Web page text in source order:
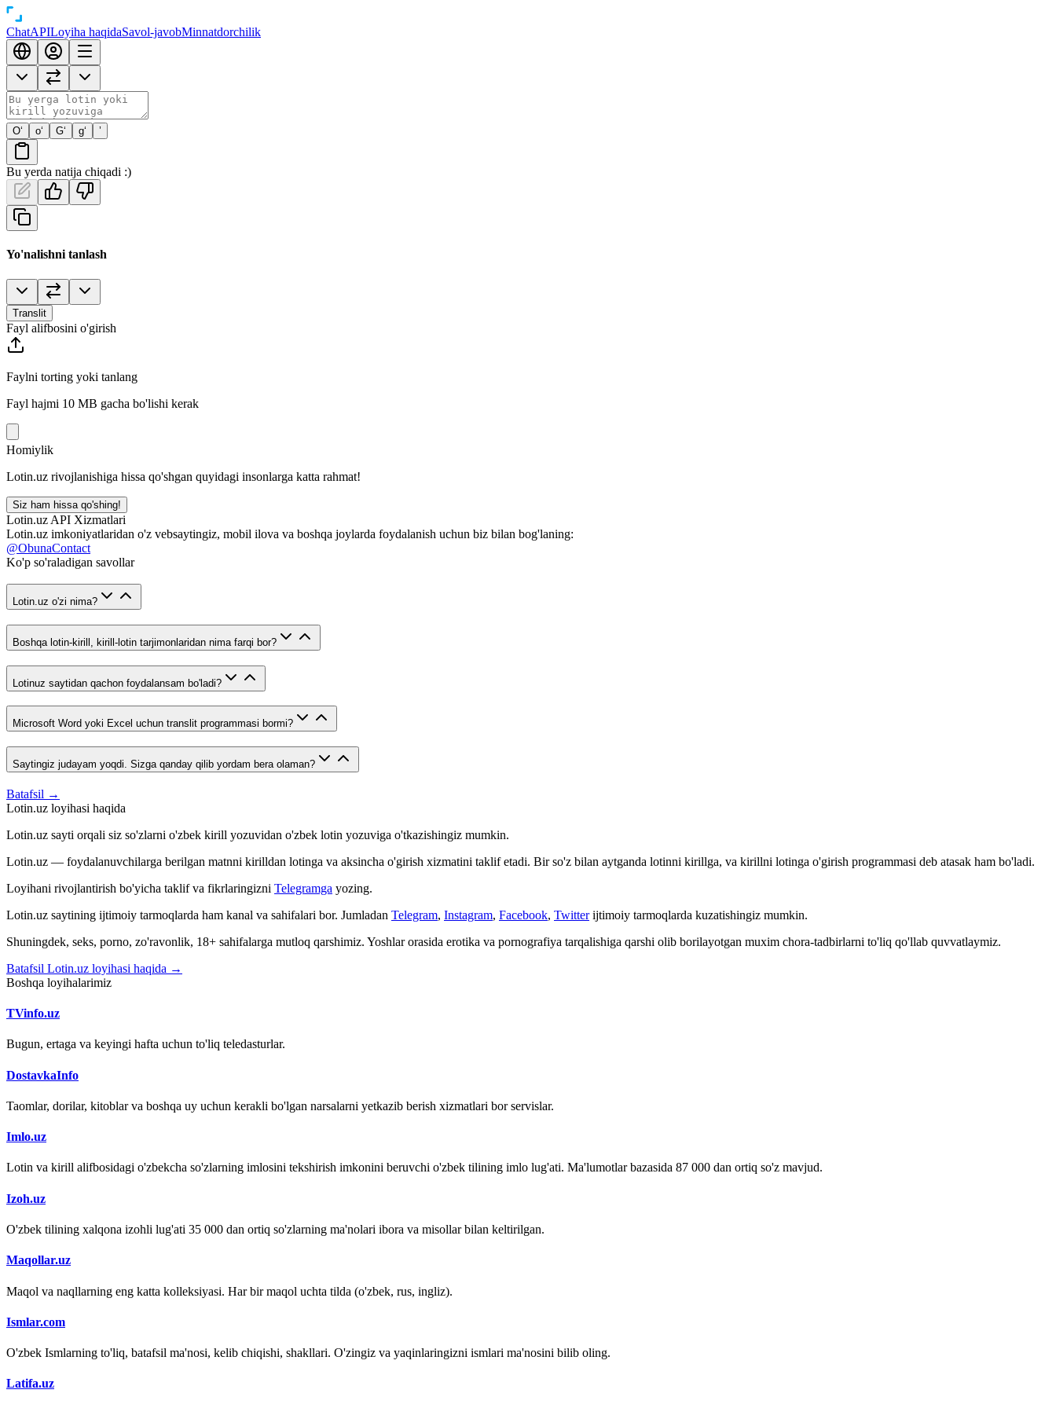
ChatAPILoyiha haqidaSavol-javobMinnatdorchilik
O‘ o‘ G‘ g‘ ’
Bu yerda natija chiqadi :)
Yo'nalishni tanlash
Translit
Fayl alifbosini o'girish
Faylni torting yoki tanlang
Fayl hajmi 10 MB gacha bo'lishi kerak
Homiylik
Lotin.uz rivojlanishiga hissa qo'shgan quyidagi insonlarga katta rahmat!
Siz ham hissa qo'shing!
Lotin.uz API Xizmatlari
Lotin.uz imkoniyatlaridan o'z vebsaytingiz, mobil ilova va boshqa joylarda foydalanish uchun biz bilan bog'laning:
@ObunaContact
Ko'p so'raladigan savollar
Lotin.uz o'zi nima?
Boshqa lotin-kirill, kirill-lotin tarjimonlaridan nima farqi bor?
Lotinuz saytidan qachon foydalansam bo'ladi?
Microsoft Word yoki Excel uchun translit programmasi bormi?
Saytingiz judayam yoqdi. Sizga qanday qilib yordam bera olaman?
Batafsil →
Lotin.uz loyihasi haqida
Lotin.uz sayti orqali siz so'zlarni o'zbek kirill yozuvidan o'zbek lotin yozuviga o'tkazishingiz mumkin.
Lotin.uz — foydalanuvchilarga berilgan matnni kirilldan lotinga va aksincha o'girish xizmatini taklif etadi. Bir so'z bilan aytganda lotinni kirillga, va kirillni lotinga o'girish programmasi deb atasak ham bo'ladi.
Loyihani rivojlantirish bo'yicha taklif va fikrlaringizni Telegramga yozing.
Lotin.uz saytining ijtimoiy tarmoqlarda ham kanal va sahifalari bor. Jumladan Telegram, Instagram, Facebook, Twitter ijtimoiy tarmoqlarda kuzatishingiz mumkin.
Shuningdek, seks, porno, zo'ravonlik, 18+ sahifalarga mutloq qarshimiz. Yoshlar orasida erotika va pornografiya tarqalishiga qarshi olib borilayotgan muxim chora-tadbirlarni to'liq qo'llab quvvatlaymiz.
Batafsil Lotin.uz loyihasi haqida →
Boshqa loyihalarimiz
TVinfo.uz
Bugun, ertaga va keyingi hafta uchun to'liq teledasturlar.
DostavkaInfo
Taomlar, dorilar, kitoblar va boshqa uy uchun kerakli bo'lgan narsalarni yetkazib berish xizmatlari bor servislar.
Imlo.uz
Lotin va kirill alifbosidagi o'zbekcha so'zlarning imlosini tekshirish imkonini beruvchi o'zbek tilining imlo lug'ati. Ma'lumotlar bazasida 87 000 dan ortiq so'z mavjud.
Izoh.uz
O'zbek tilining xalqona izohli lug'ati 35 000 dan ortiq so'zlarning ma'nolari ibora va misollar bilan keltirilgan.
Maqollar.uz
Maqol va naqllarning eng katta kolleksiyasi. Har bir maqol uchta tilda (o'zbek, rus, ingliz).
Ismlar.com
O'zbek Ismlarning to'liq, batafsil ma'nosi, kelib chiqishi, shakllari. O'zingiz va yaqinlaringizni ismlari ma'nosini bilib oling.
Latifa.uz